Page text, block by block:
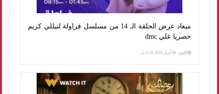
ميعاد عرض الحلقة الـ 14 من مسلسل فراولة لنيللي كريم
حصريا علي dmc
الإثنين، 08 أبريل 2024 12:22 م